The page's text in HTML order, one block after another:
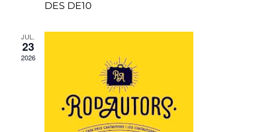
DES DE10
JUL.
23
2026